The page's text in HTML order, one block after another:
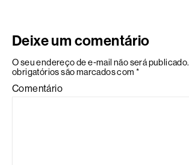
Deixe um comentário
O seu endereço de e-mail não será publicado.
obrigatórios são marcados com *
Comentário